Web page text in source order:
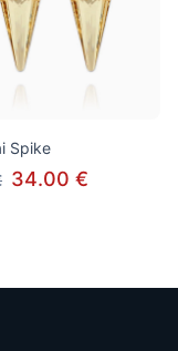
Spike
34.00 €